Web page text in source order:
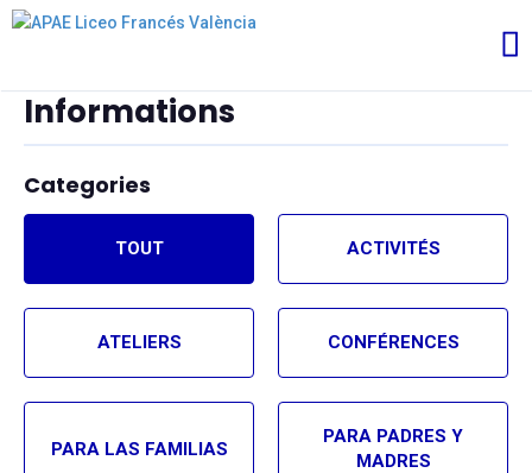
Informations
Categories
TOUT ACTIVITÉS
ATELIERS CONFÉRENCES
PARA LAS FAMILIAS
PARA PADRES Y
MADRES